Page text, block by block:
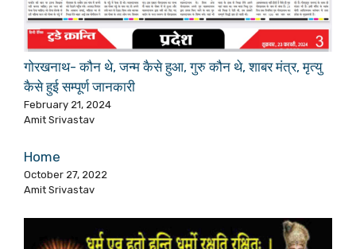
गोरखनाथ- कौन थे, जन्म कैसे हुआ, गुरु कौन थे, शाबर मंत्र, मृत्यु
कैसे हुई सम्पूर्ण जानकारी
February 21, 2024
Amit Srivastav
Home
October 27, 2022
Amit Srivastav